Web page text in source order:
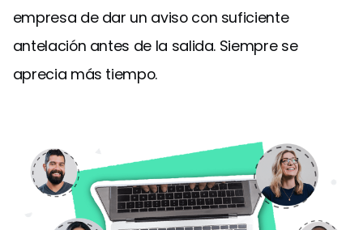
empresa de dar un aviso con suficiente
antelación antes de la salida. Siempre se
aprecia más tiempo.